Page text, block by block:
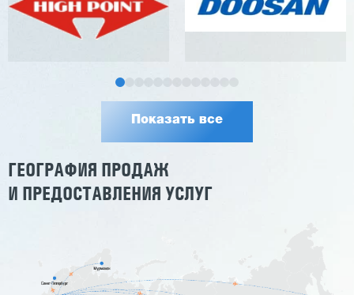
Показать все
ГЕОГРАФИЯ ПРОДАЖ
И ПРЕДОСТАВЛЕНИЯ УСЛУГ